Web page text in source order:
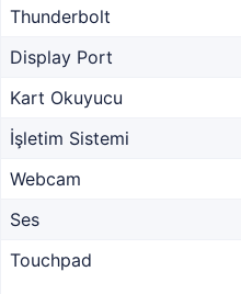
Thunderbolt
Display Port
Kart Okuyucu
İşletim Sistemi
Webcam
Ses
Touchpad